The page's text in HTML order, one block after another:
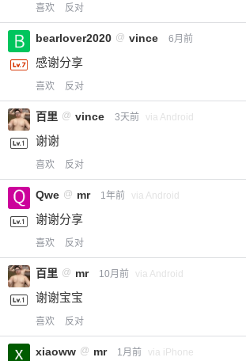
喜欢 反对
bearlover2020 @ vince 6月前
感谢分享
喜欢 反对
百里 @ vince 3天前 via Android
谢谢
喜欢 反对
Qwe @ mr 1年前 via Android
谢谢分享
喜欢 反对
百里 @ mr 10月前 via Android
谢谢宝宝
喜欢 反对
xiaoww @ mr 1月前 via iPhone